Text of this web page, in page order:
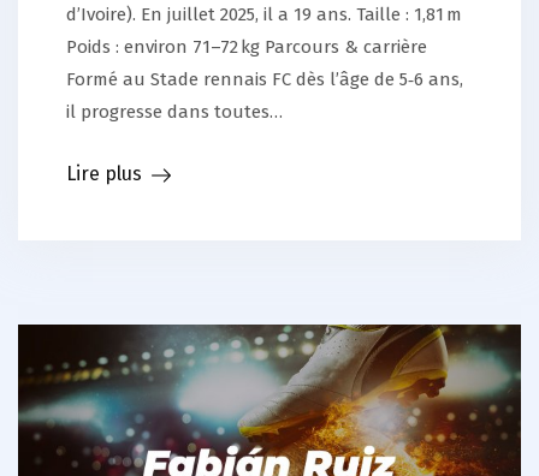
d’Ivoire). En juillet 2025, il a 19 ans. Taille : 1,81 m
Poids : environ 71–72 kg Parcours & carrière
Formé au Stade rennais FC dès l’âge de 5‑6 ans,
il progresse dans toutes…
Lire plus